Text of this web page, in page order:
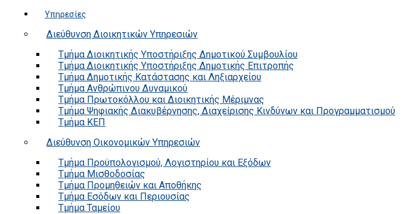
Υπηρεσίες
Διεύθυνση Διοικητικών Υπηρεσιών
Τμήμα Διοικητικής Υποστήριξης Δημοτικού Συμβουλίου
Τμήμα Διοικητικής Υποστήριξης Δημοτικής Επιτροπής
Τμήμα Δημοτικής Κατάστασης και Ληξιαρχείου
Τμήμα Ανθρώπινου Δυναμικού
Τμήμα Πρωτοκόλλου και Διοικητικής Μέριμνας
Τμήμα Ψηφιακής Διακυβέρνησης, Διαχείρισης Κινδύνων και Προγραμματισμού
Τμήμα ΚΕΠ
Διεύθυνση Οικονομικών Υπηρεσιών
Τμήμα Προϋπολογισμού, Λογιστηρίου και Εξόδων
Τμήμα Μισθοδοσίας
Τμήμα Προμηθειών και Αποθήκης
Τμήμα Εσόδων και Περιουσίας
Τμήμα Ταμείου